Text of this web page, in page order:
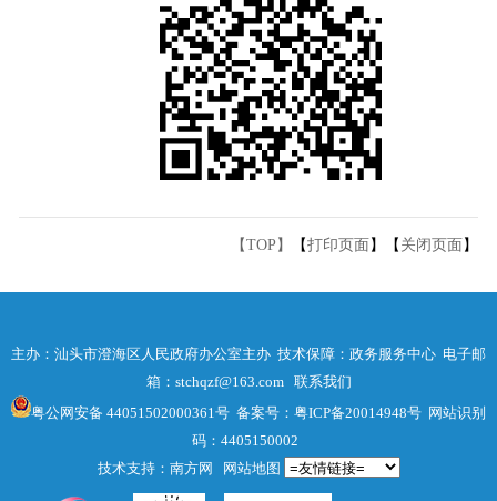
【TOP】 【打印页面 】【 关闭页面 】
主办：汕头市澄海区人民政府办公室主办 技术保障：政务服务中心 电子邮
箱：stchqzf@163.com 联系我们
粤公网安备 44051502000361号 备案号：粤ICP备20014948号 网站识别
码：4405150002
技术支持：南方网
网站地图